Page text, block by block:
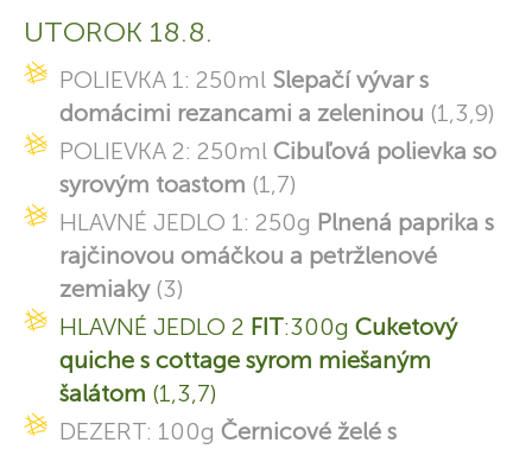
UTOROK 18.8.
POLIEVKA 1: 250ml Slepačí vývar s
domácimi rezancami a zeleninou (1,3,9)
POLIEVKA 2: 250ml Cibuľová polievka so
syrovým toastom (1,7)
HLAVNÉ JEDLO 1: 250g Plnená paprika s
rajčinovou omáčkou a petržlenové
zemiaky(3)
HLAVNÉ JEDLO 2 FIT:300g Cuketový
quiche s cottage syrom miešaným
šalátom (1,3,7)
DEZERT: 100g Černicové želé s